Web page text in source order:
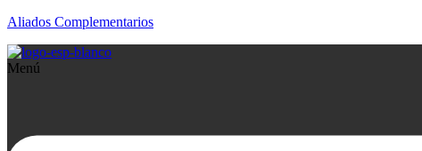
Aliados Complementarios
Menú